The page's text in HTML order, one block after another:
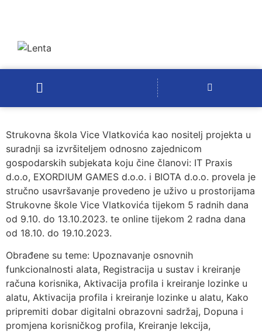
Strukovna škola Vice Vlatkovića kao nositelj projekta u
suradnji sa izvršiteljem odnosno zajednicom
gospodarskih subjekata koju čine članovi: IT Praxis
d.o.o, EXORDIUM GAMES d.o.o. i BIOTA d.o.o. provela je
stručno usavršavanje provedeno je uživo u prostorijama
Strukovne škole Vice Vlatkovića tijekom 5 radnih dana
od 9.10. do 13.10.2023. te online tijekom 2 radna dana
od 18.10. do 19.10.2023.
Obrađene su teme: Upoznavanje osnovnih
funkcionalnosti alata, Registracija u sustav i kreiranje
računa korisnika, Aktivacija profila i kreiranje lozinke u
alatu, Aktivacija profila i kreiranje lozinke u alatu, Kako
pripremiti dobar digitalni obrazovni sadržaj, Dopuna i
promjena korisničkog profila, Kreiranje lekcija,